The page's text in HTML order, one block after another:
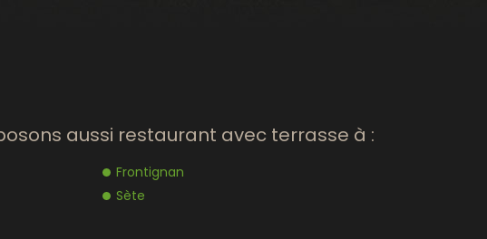
aussi restaurant avec terrasse à :
Frontignan
Sète